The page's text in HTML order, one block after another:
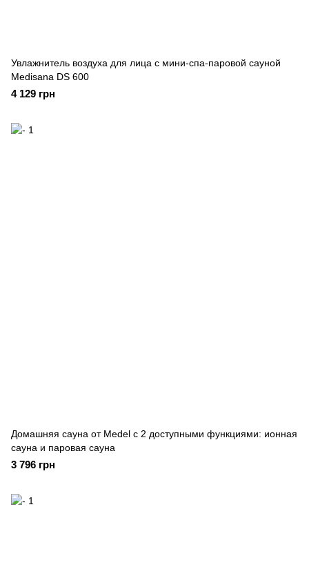
Увлажнитель воздуха для лица с мини-спа-паровой сауной
Medisana DS 600
4 129 грн
Домашняя сауна от Medel с 2 доступными функциями: ионная
сауна и паровая сауна
3 796 грн